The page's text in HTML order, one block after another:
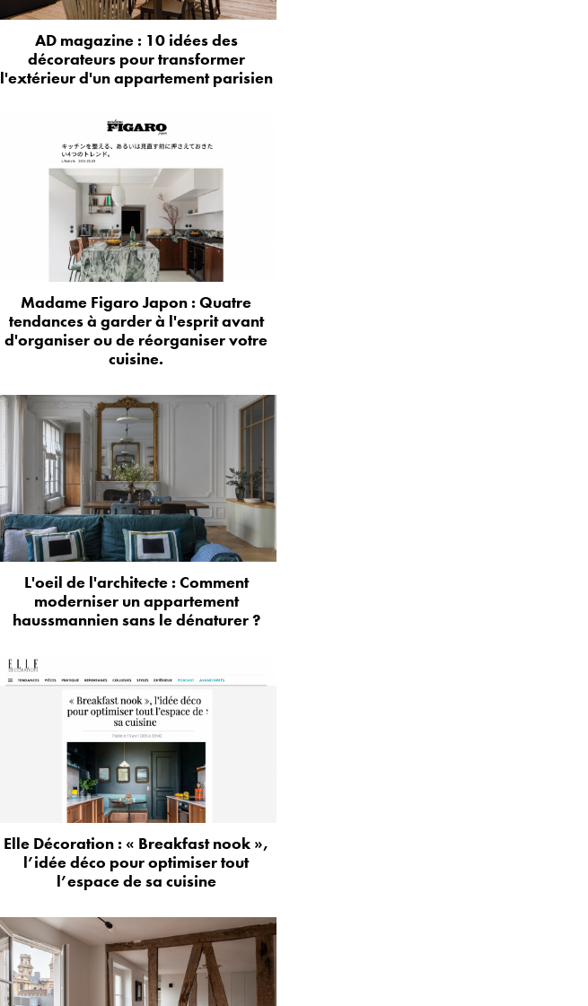
AD magazine : 10 idées des
décorateurs pour transformer
l'extérieur d'un appartement parisien
Madame Figaro Japon : Quatre
tendances à garder à l'esprit avant
d'organiser ou de réorganiser votre
cuisine.
L'oeil de l'architecte : Comment
moderniser un appartement
haussmannien sans le dénaturer ?
Elle Décoration : « Breakfast nook »,
l’idée déco pour optimiser tout
l’espace de sa cuisine